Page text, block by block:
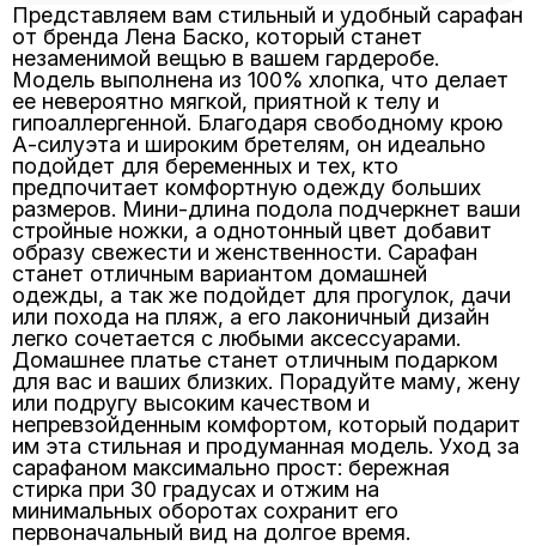
Представляем вам стильный и удобный сарафан
от бренда Лена Баско, который станет
незаменимой вещью в вашем гардеробе.
Модель выполнена из 100% хлопка, что делает
ее невероятно мягкой, приятной к телу и
гипоаллергенной. Благодаря свободному крою
А-силуэта и широким бретелям, он идеально
подойдет для беременных и тех, кто
предпочитает комфортную одежду больших
размеров. Мини-длина подола подчеркнет ваши
стройные ножки, а однотонный цвет добавит
образу свежести и женственности. Сарафан
станет отличным вариантом домашней
одежды, а так же подойдет для прогулок, дачи
или похода на пляж, а его лаконичный дизайн
легко сочетается с любыми аксессуарами.
Домашнее платье станет отличным подарком
для вас и ваших близких. Порадуйте маму, жену
или подругу высоким качеством и
непревзойденным комфортом, который подарит
им эта стильная и продуманная модель. Уход за
сарафаном максимально прост: бережная
стирка при 30 градусах и отжим на
минимальных оборотах сохранит его
первоначальный вид на долгое время.